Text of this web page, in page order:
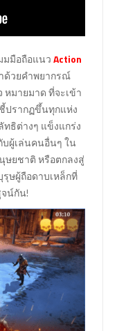
มมือถือแนวAction
ด้วยคำพยากรณ์
มายมาด ที่จะเข้า
ปรากฏขึ้นทุกแห่ง
ธิต่างๆ แข็งแกร่ง
บผู้เล่นคนอื่นๆ ใน
ษยชาติ หรือตกลงสู่
ษผู้ถือดาบเหล็กที่
น์กัน!